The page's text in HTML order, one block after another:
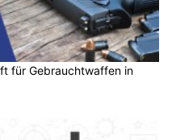
für Gebrauchtwaffen in